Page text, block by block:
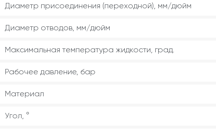
Диаметр присоединения (переходной), мм/дюйм
Диаметр отводов, мм/дюйм
Максимальная температура жидкости, град.
Рабочее давление, бар
Материал
Угол, °